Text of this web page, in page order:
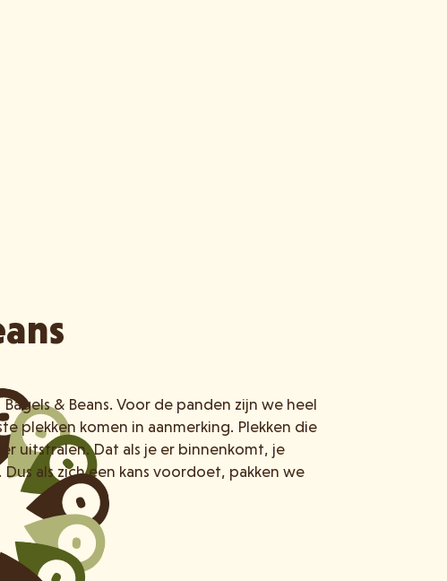
& Beans. Voor de panden zijn we heel
plekken komen in aanmerking. Plekken die
uitstralen. Dat als je er binnenkomt, je
als zich een kans voordoet, pakken we